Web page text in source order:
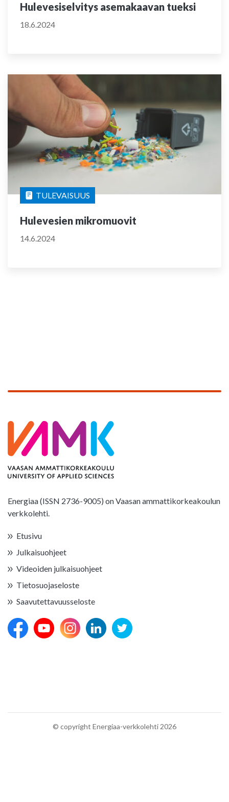
Hulevesiselvitys asemakaavan tueksi
18.6.2024
TULEVAISUUS
Hulevesien mikromuovit
14.6.2024
Energiaa (ISSN 2736-9005) on Vaasan ammattikorkeakoulun
verkkolehti.
Etusivu
Julkaisuohjeet
Videoiden julkaisuohjeet
Tietosuojaseloste
Saavutettavuusseloste
© copyright Energiaa-verkkolehti 2026